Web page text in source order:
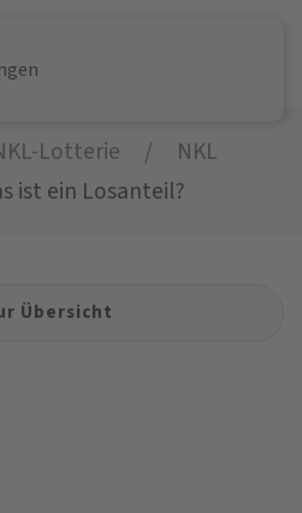
Lotterie
NKL
ist ein Losanteil?
Übersicht